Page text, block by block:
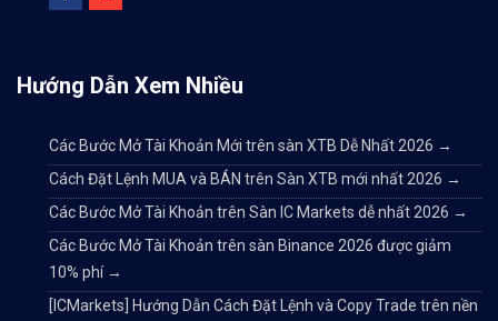
Hướng Dẫn Xem Nhiều
Các Bước Mở Tài Khoản Mới trên sàn XTB Dễ Nhất 2026 →
Cách Đặt Lệnh MUA và BÁN trên Sàn XTB mới nhất 2026 →
Các Bước Mở Tài Khoản trên Sàn IC Markets dễ nhất 2026 →
Các Bước Mở Tài Khoản trên sàn Binance 2026 được giảm
10% phí →
[ICMarkets] Hướng Dẫn Cách Đặt Lệnh và Copy Trade trên nền